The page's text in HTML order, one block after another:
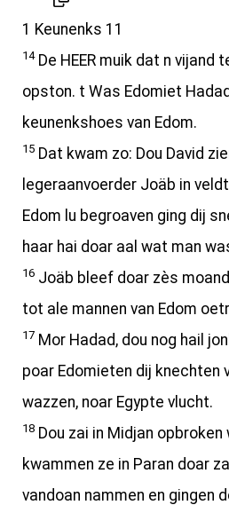
1 Keunenks 11
14De HEER muik dat n vijand
opston. t Was Edomiet
keunenkshoes van Edom.
15 Dat kwam zo: Dou David
legeraanvoerder Joäb in
Edom lu begroaven ging dij
haar hai doar aal wat man
16 Joäb bleef doar zès
tot ale mannen van Edom
17 Mor Hadad, dou nog hail
poar Edomieten dij knechten
wazzen, noar Egypte vlucht.
18 Dou zai in Midjan opbroken
kwammen ze in Paran doar
vandoan nammen en gingen